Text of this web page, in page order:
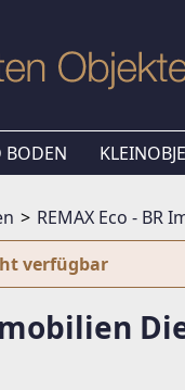
BODEN
REMAX Eco - BR
verfügbar